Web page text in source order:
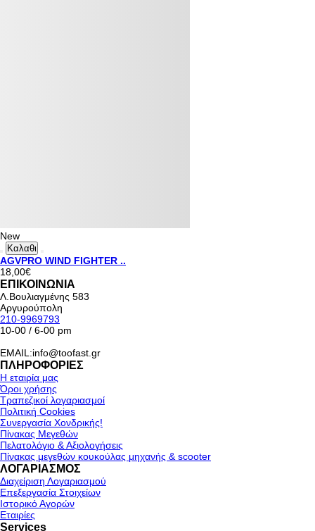
New
Καλαθι
AGVPRO WIND FIGHTER ..
18,00€
ΕΠΙΚΟΙΝΩΝΙΑ
Λ.Βουλιαγμένης 583
Αργυρούπολη
210-9969793
10-00 / 6-00 pm
EMAIL:info@toofast.gr
ΠΛΗΡΟΦΟΡΙΕΣ
Η εταιρία μας
Όροι χρήσης
Τραπεζικοί λογαριασμοί
Πολιτική Cookies
Συνεργασία Χονδρικής!
Πίνακας Μεγεθών
Πελατολόγιο & Αξιολογήσεις
Πίνακας μεγεθών κουκούλας μηχανής & scooter
ΛΟΓΑΡΙΑΣΜΟΣ
Διαχείριση Λογαριασμού
Επεξεργασία Στοιχείων
Ιστορικό Αγορών
Εταιρίες
Services